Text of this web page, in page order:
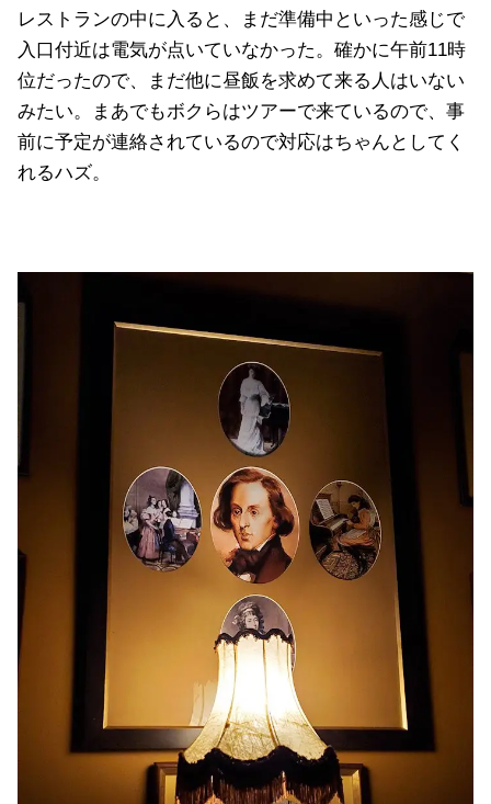
レストランの中に入ると、まだ準備中といった感じで
入口付近は電気が点いていなかった。確かに午前11時
位だったので、まだ他に昼飯を求めて来る人はいない
みたい。まあでもボクらはツアーで来ているので、事
前に予定が連絡されているので対応はちゃんとしてく
れるハズ。